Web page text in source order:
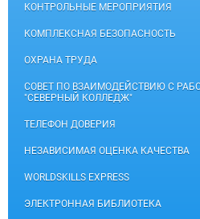
КОНТРОЛЬНЫЕ МЕРОПРИЯТИЯ
КОМПЛЕКСНАЯ БЕЗОПАСНОСТЬ
ОХРАНА ТРУДА
СОВЕТ ПО ВЗАИМОДЕЙСТВИЮ С
"СЕВЕРНЫЙ КОЛЛЕДЖ"
ТЕЛЕФОН ДОВЕРИЯ
НЕЗАВИСИМАЯ ОЦЕНКА КАЧЕСТВА
WORLDSKILLS EXPRESS
ЭЛЕКТРОННАЯ БИБЛИОТЕКА